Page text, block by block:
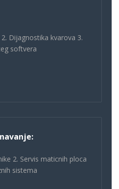
Dijagnostika kvarova 3.
softvera
2. Servis maticnih ploca
sistema